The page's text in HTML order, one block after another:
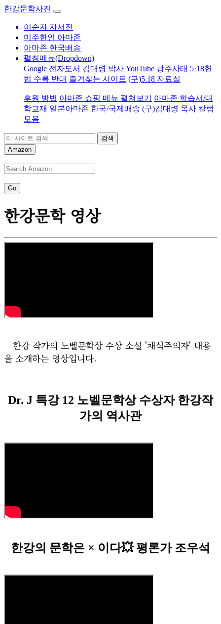
한강문학사진
이순자 자서전
미주한인 아마존
아마존 한국배송
펼침메뉴(Dropdown)
Google 전자도서 김대령 박사 YouTube 광주사태 5·18헌
법 수록 반대 즐겨찾는 사이트 (구)5.18 자료실
후원 방법 아마존 쇼핑 메뉴 펼쳐보기
아마존 학습서/대
학교재 일본아마존 한국/국제배송 (구)김대령 목사 칼럼
모음
검색
Amazon
Go
한강문학 영상
한강 작가의 노벨문학상 수상 소설 '채식주의자' 내용
을 소개하는 영상입니다.
Dr. J 특강 12 노벨문학상 수상자 한강작
가의 역사관
한강의 문학은 × 이다💥 평론가 조우석